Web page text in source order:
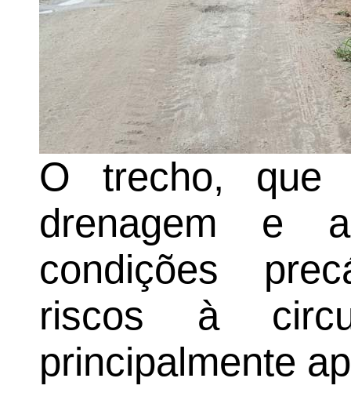
O trecho, que
drenagem e
condições
riscos à
principalmente